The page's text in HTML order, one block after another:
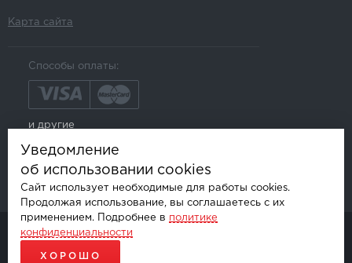
Карта сайта
Способы оплаты:
и другие
© AKSGROUP, 2026.
ПРОДАЖА И УСТАНОВКА АВТОМОБИЛЬНОЙ ЭЛЕКТРОНИКИ
Уведомление
об использовании cookies
Сайт использует необходимые для работы cookies.
Продолжая использование, вы соглашаетесь с их
применением. Подробнее в политике
конфиденциальности
ХОРОШО